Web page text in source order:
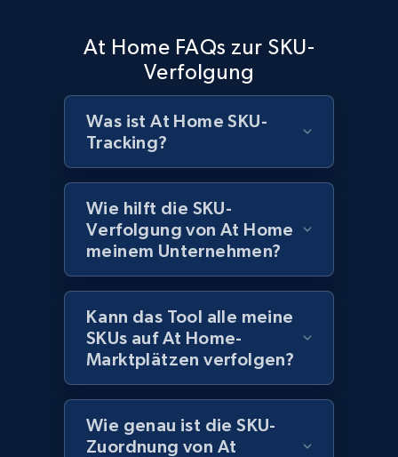
149+
Best Buy products - Collect data on
products using specified keywords
URL, Product id, Title, Images, Final price,
Currency, Discount, Initial price, and more.
Lowes.com
URL, Domain, Marketplace pn, Sku, Other pn,
Model number, Gtin ean pn, Product name, and
At Home FAQs zur SKU-
Verfolgung
Was ist At Home SKU-
Tracking?
Wie hilft die SKU-
Verfolgung von At Home
meinem Unternehmen?
Kann das Tool alle meine
SKUs auf At Home-
Marktplätzen verfolgen?
Wie genau ist die SKU-
Zuordnung von At